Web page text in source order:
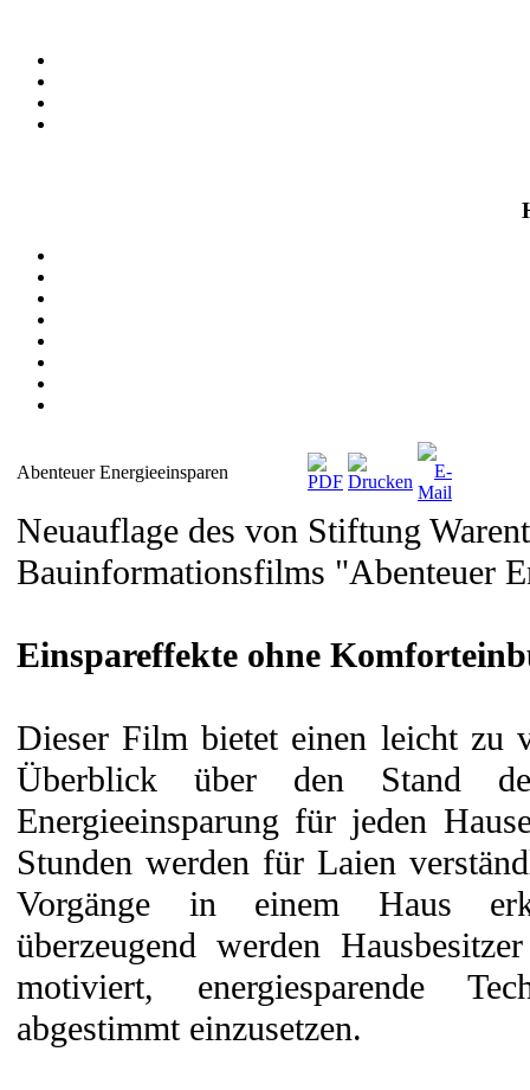
Abenteuer Energieeinsparen
Neuauflage des von Stiftung
Bauinformationsfilms "Abenteuer
Einspareffekte ohne
Dieser Film bietet einen leicht zu
Überblick über den Stand
Energieeinsparung für jeden
Stunden werden für Laien
Vorgänge in einem Haus
überzeugend werden
motiviert, energiesparende
abgestimmt einzusetzen.